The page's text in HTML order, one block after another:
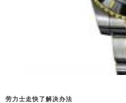
劳力士走快了解决办法